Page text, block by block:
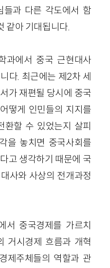
들과 다른 각도에서 함
같아 기대됩니다.
과에서 중국 근현대사
다. 최근에는 제2차 세
가 재편될 당시에 중국
떻게 인민들의 지지를
환할 수 있었는지 살피
을 놓치면 중국사회를
고 생각하기 때문에 국
사와 사상의 전개과정
서 중국경제를 가르치
거시경제 흐름과 개혁
제주체들의 역할과 관